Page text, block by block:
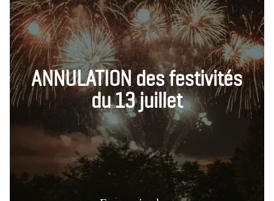
ANNULATION des festivités
du 13 juillet